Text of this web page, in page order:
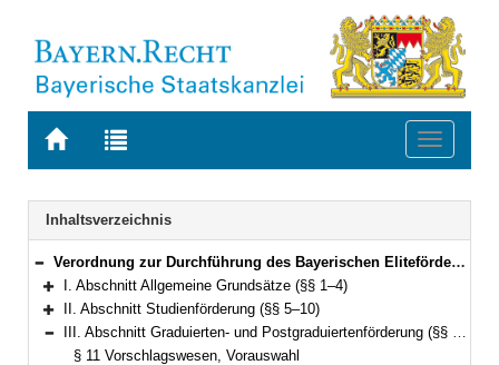
Zur
BAYERN.RECHT
Zur
letzten
Suche
Toggle
Navigation
Inhaltsverzeichnis
Bereich reduzieren
Verordnung zur Durchführung des Bayerischen Eliteförderungsgesetzes (DVBayEFG) Vom 30. Juni 2005 (GVBl. S. 248) BayRS 2230-2-3-2-WK (§§ 1–17)
Bereich erweitern
I. Abschnitt Allgemeine Grundsätze (§§ 1–4)
Bereich erweitern
II. Abschnitt Studienförderung (§§ 5–10)
Bereich reduzieren
III. Abschnitt Graduierten- und Postgraduiertenförderung (§§ 11–16)
§ 11 Vorschlagswesen, Vorauswahl